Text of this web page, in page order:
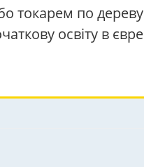
токарем по
освіту в